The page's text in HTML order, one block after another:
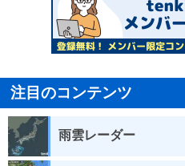
注目のコンテンツ
雨雲レーダー